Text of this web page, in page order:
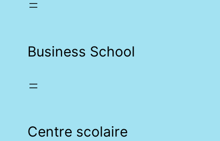
Business School
Centre scolaire